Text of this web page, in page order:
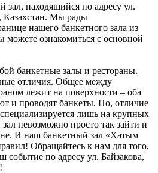
зал, находящийся по адресу ул.
Казахстан. Мы рады
нашего банкетного зала из
можете ознакомиться с основной
банкетные залы и рестораны.
отличия. Общее между
лежит на поверхности – оба
и проводят банкеты. Но, отличие
лишь на крупных
невозможно просто так зайти и
И наш банкетный зал «Хатым
Обращайтесь к нам для того,
событие по адресу ул. Байзакова,